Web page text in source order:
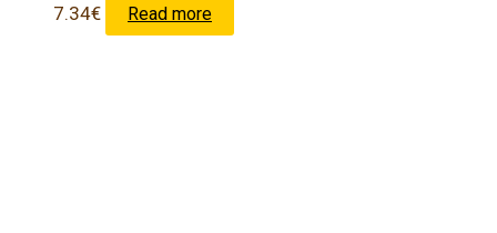
7.34€ Read more